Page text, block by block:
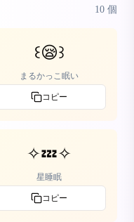
10 個
꒰😪꒱
まるかっこ眠い
コピー
✧💤✧
星睡眠
コピー